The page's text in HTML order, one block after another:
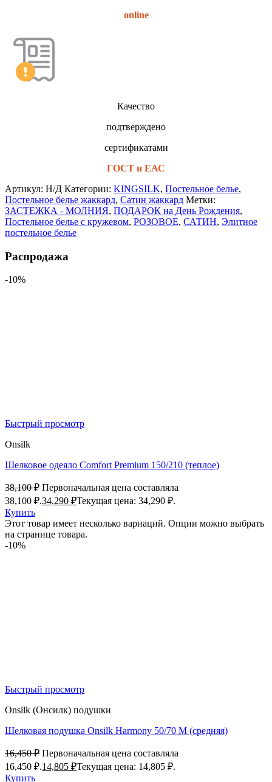
online
Качество
подтверждено
сертификатами
ГОСТ и ЕАС
Артикул: Н/Д Категории: KINGSILK, Постельное белье,
Постельное белье жаккард, Сатин жаккард Метки:
ЗАСТЕЖКА - МОЛНИЯ, ПОДАРОК на День Рождения,
Постельное белье с кружевом, РОЗОВОЕ, САТИН, Элитное
постельное белье
Распродажа
-10%
Быстрый просмотр
Onsilk
Шелковое одеяло Comfort Premium 150/210 (теплое)
38,100₽ Первоначальная цена составляла
38,100 ₽.34,290 ₽Текущая цена: 34,290 ₽.
Купить
Этот товар имеет несколько вариаций. Опции можно выбрать
на странице товара.
-10%
Быстрый просмотр
Onsilk (Онсилк) подушки
Шелковая подушка Onsilk Harmony 50/70 M (средняя)
16,450₽ Первоначальная цена составляла
16,450 ₽.14,805 ₽Текущая цена: 14,805 ₽.
Купить